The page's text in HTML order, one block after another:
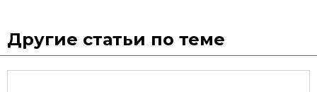
Другие статьи по теме